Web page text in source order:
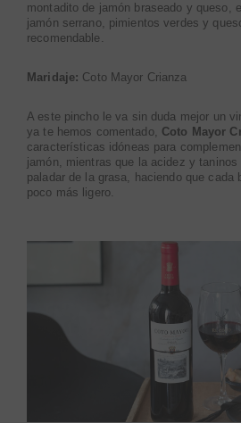
montadito de jamón braseado y queso,
jamón serrano, pimientos verdes y
recomendable.
Maridaje: Coto Mayor Crianza
A este pincho le va sin duda mejor un
ya te hemos comentado, Coto Mayor
características idóneas para
jamón, mientras que la acidez y taninos
paladar de la grasa, haciendo que cada
poco más ligero.